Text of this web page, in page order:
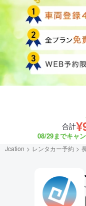
合計
08/29までキャ
Jcation レンタカー予約